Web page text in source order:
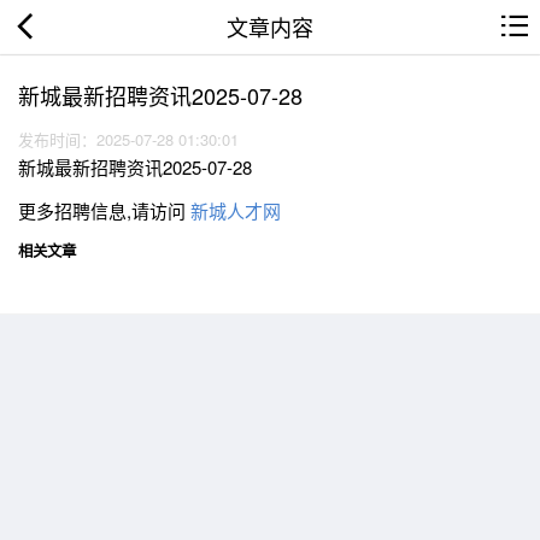
文章内容
新城最新招聘资讯2025-07-28
发布时间：2025-07-28 01:30:01
新城最新招聘资讯2025-07-28
更多招聘信息,请访问 新城人才网
相关文章